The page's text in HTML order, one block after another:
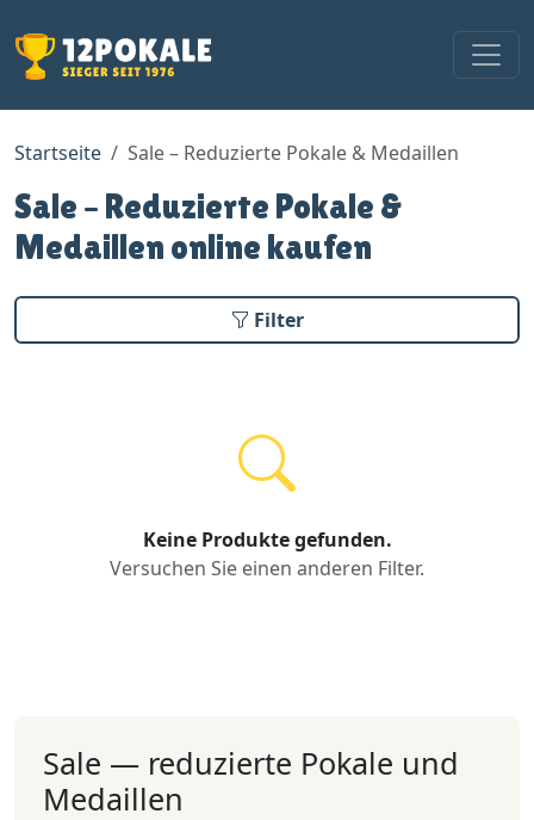
Startseite Sale – Reduzierte Pokale & Medaillen
Sale – Reduzierte Pokale &
Medaillen online kaufen
Filter
Keine Produkte gefunden.
Versuchen Sie einen anderen Filter.
Sale — reduzierte Pokale und
Medaillen